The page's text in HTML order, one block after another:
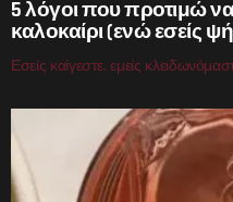
5 λόγοι που προτιμώ
καλοκαίρι (ενώ εσείς
Εσείς καίγεστε, εμείς